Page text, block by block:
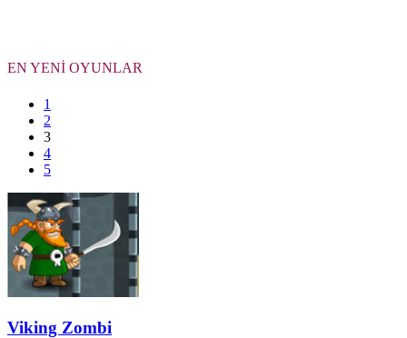
EN YENİ OYUNLAR
1
2
3
4
5
Viking Zombi